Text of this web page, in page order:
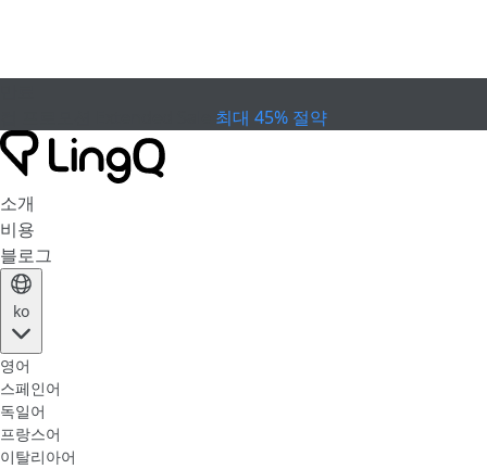
최대 45% 절약
소개
비용
블로그
ko
영어
스페인어
독일어
프랑스어
이탈리아어